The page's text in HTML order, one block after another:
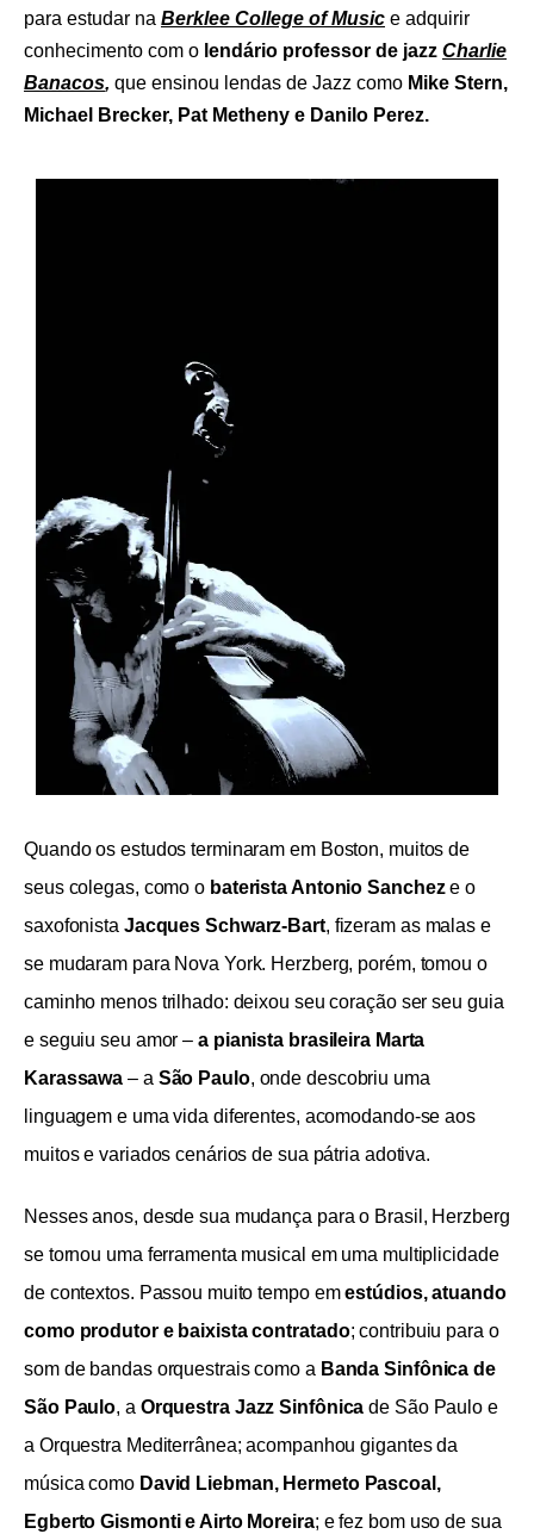
para estudar na Berklee College of Music e adquirir
conhecimento com o lendário professor de jazz Charlie
Banacos, que ensinou lendas de Jazz como Mike Stern,
Michael Brecker, Pat Metheny e Danilo Perez.
Quando os estudos terminaram em Boston, muitos de
seus colegas, como o baterista Antonio Sancheze o
saxofonista Jacques Schwarz-Bart, fizeram as malas e
se mudaram para Nova York. Herzberg, porém, tomou o
caminho menos trilhado: deixou seu coração ser seu guia
e seguiu seu amor – a pianista brasileira Marta
Karassawa – a São Paulo, onde descobriu uma
linguagem e uma vida diferentes, acomodando-se aos
muitos e variados cenários de sua pátria adotiva.
Nesses anos, desde sua mudança para o Brasil, Herzberg
se tornou uma ferramenta musical em uma multiplicidade
de contextos. Passou muito tempo emestúdios, atuando
como produtor e baixista contratado; contribuiu para o
som de bandas orquestrais como a Banda Sinfônica de
São Paulo, a Orquestra Jazz Sinfônica de São Paulo e
a Orquestra Mediterrânea; acompanhou gigantes da
música como David Liebman, Hermeto Pascoal,
Egberto Gismonti e Airto Moreira; e fez bom uso de sua